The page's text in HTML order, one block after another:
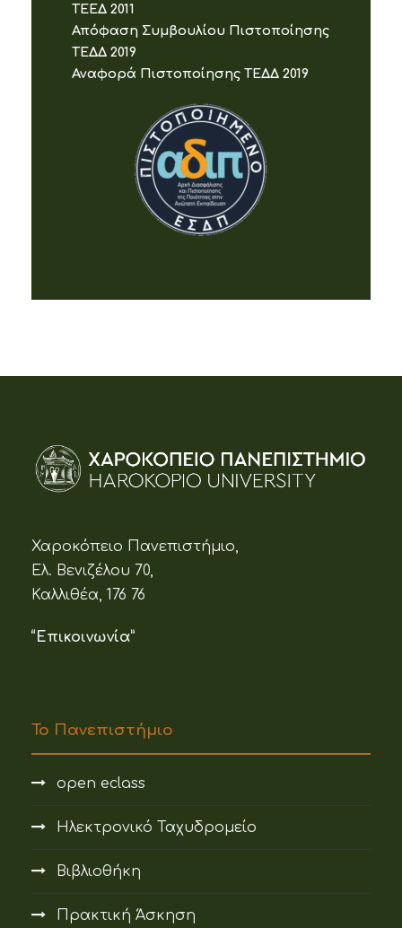
ΤΕΕΔ 2011
Απόφαση Συμβουλίου Πιστοποίησης
ΤΕΔΔ 2019
Αναφορά Πιστοποίησης ΤΕΔΔ 2019
Χαροκόπειο Πανεπιστήμιο,
Ελ. Βενιζέλου 70,
Καλλιθέα, 176 76
“Επικοινωνία”
Το Πανεπιστήμιο
open eclass
Ηλεκτρονικό Ταχυδρομείο
Βιβλιοθήκη
Πρακτική Άσκηση